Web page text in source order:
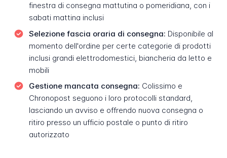
finestra di consegna mattutina o pomeridiana, con i
sabati mattina inclusi
Selezione fascia oraria di consegna: Disponibile al
momento dell'ordine per certe categorie di prodotti
inclusi grandi elettrodomestici, biancheria da letto e
mobili
Gestione mancata consegna: Colissimo e
Chronopost seguono i loro protocolli standard,
lasciando un avviso e offrendo nuova consegna o
ritiro presso un ufficio postale o punto di ritiro
autorizzato